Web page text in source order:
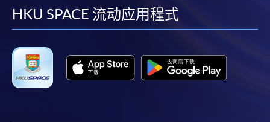
Mastercard缴付有关课程的报名费或学费。除上述支
付方式之外，如就读学历颁授课程设有网上服务，学
员亦可以微信支付（Online WeChat Pay）、支付宝
（Online Alipay）或转数快（FPS）缴付学费，详情请
参阅报名办法 - 网上报名服务 。
facebook
youtube
linkedin
HKU SPACE 流动应用程式